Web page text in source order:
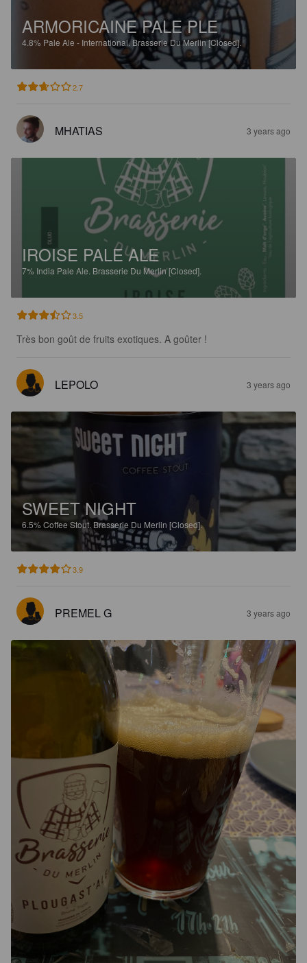
ARMORICAINE PALE PLE
4.8% Pale Ale - International.Brasserie Du Merlin [Closed].
2.7
MHATIAS 3 years ago
IROISE PALE ALE
7% India Pale Ale. Brasserie Du Merlin [Closed].
3.5
Très bon goût de fruits exotiques. A goûter !
LEPOLO 3 years ago
SWEET NIGHT
6.5%Coffee Stout. Brasserie Du Merlin [Closed].
3.9
PREMEL G 3 years ago